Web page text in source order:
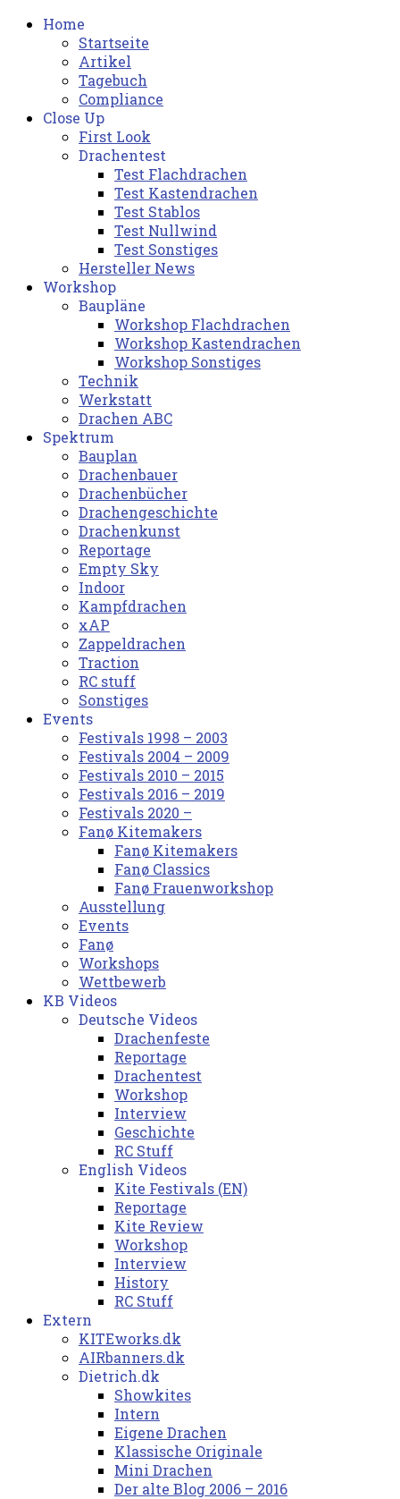
Home
Startseite
Artikel
Tagebuch
Compliance
Close Up
First Look
Drachentest
Test Flachdrachen
Test Kastendrachen
Test Stablos
Test Nullwind
Test Sonstiges
Hersteller News
Workshop
Baupläne
Workshop Flachdrachen
Workshop Kastendrachen
Workshop Sonstiges
Technik
Werkstatt
Drachen ABC
Spektrum
Bauplan
Drachenbauer
Drachenbücher
Drachengeschichte
Drachenkunst
Reportage
Empty Sky
Indoor
Kampfdrachen
xAP
Zappeldrachen
Traction
RC stuff
Sonstiges
Events
Festivals 1998 – 2003
Festivals 2004 – 2009
Festivals 2010 – 2015
Festivals 2016 – 2019
Festivals 2020 –
Fanø Kitemakers
Fanø Kitemakers
Fanø Classics
Fanø Frauenworkshop
Ausstellung
Events
Fanø
Workshops
Wettbewerb
KB Videos
Deutsche Videos
Drachenfeste
Reportage
Drachentest
Workshop
Interview
Geschichte
RC Stuff
English Videos
Kite Festivals (EN)
Reportage
Kite Review
Workshop
Interview
History
RC Stuff
Extern
KITEworks.dk
AIRbanners.dk
Dietrich.dk
Showkites
Intern
Eigene Drachen
Klassische Originale
Mini Drachen
Der alte Blog 2006 – 2016